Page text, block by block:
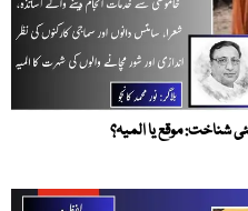
شناخت: موقع یا المیہ؟